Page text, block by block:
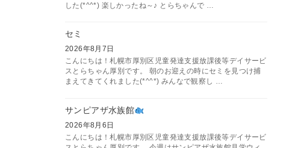
した(*^^*) 楽しかったね～♪ とらちゃんで …
セミ
2026年8月7日
こんにちは！札幌市厚別区児童発達支援放課後等デイサービ
スとらちゃん厚別です。 朝のお迎えの時にセミを見つけ捕
まえてきてくれました(*^^*) みんなで観察し …
サンピアザ水族館
2026年8月6日
こんにちは！札幌市厚別区児童発達支援放課後等デイサービ